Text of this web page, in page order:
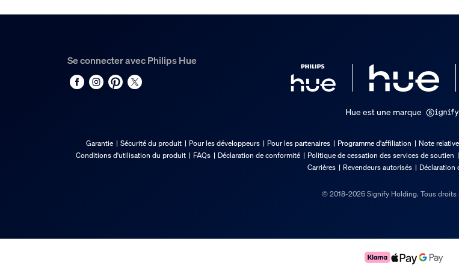
Se connecter avec Philips Hue
Hue est une marque
Garantie Sécurité du produit Pour les développeurs Pour les partenaires Programme d'affiliation Note
Conditions d'utilisation du produit
FAQs Déclaration de conformité Politique de cessation des services de soutien
Carrières
Revendeurs autorisés Déclaration
© 2018-2026 Signify Holding. Tous droits